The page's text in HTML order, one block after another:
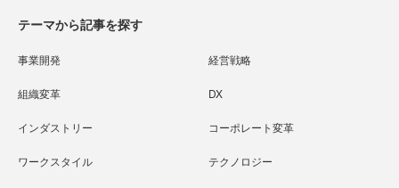
テーマから記事を探す
事業開発 経営戦略
組織変革 DX
インダストリー コーポレート変革
ワークスタイル テクノロジー